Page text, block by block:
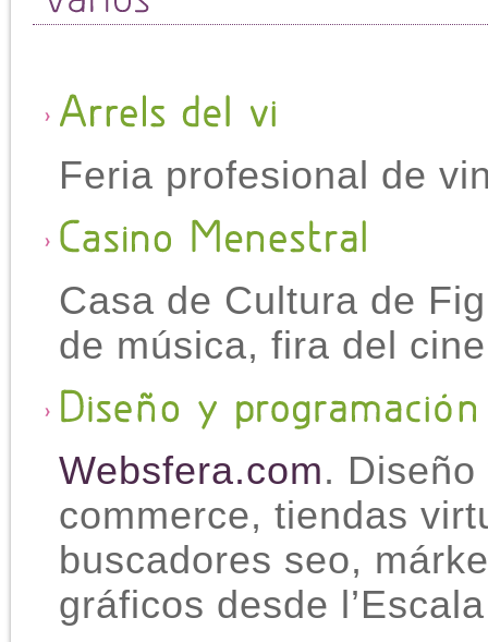
Feria profesional de
Casa de Cultura de
de música, fira del
Websfera.com.
commerce, tiendas
buscadores seo,
gráficos desde